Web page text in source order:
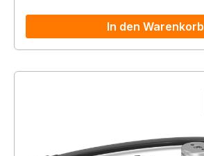
In den Warenkorb